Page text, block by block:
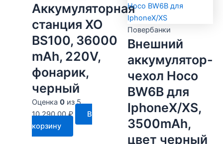
Аккумуляторная
станция XO
BS100, 36000
mAh, 220V,
фонарик,
черный
Оценка 0из 5
10,290.00₽
В
корзину
Повербанки
Внешний
аккумулятор-
чехол Hoco
BW6B для
IphoneX/XS,
3500mAh,
цвет черный